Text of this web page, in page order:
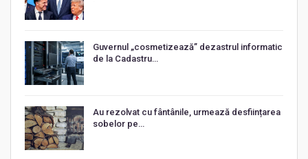
Guvernul „cosmetizează” dezastrul informatic
de la Cadastru…
Au rezolvat cu fântânile, urmează desființarea
sobelor pe…